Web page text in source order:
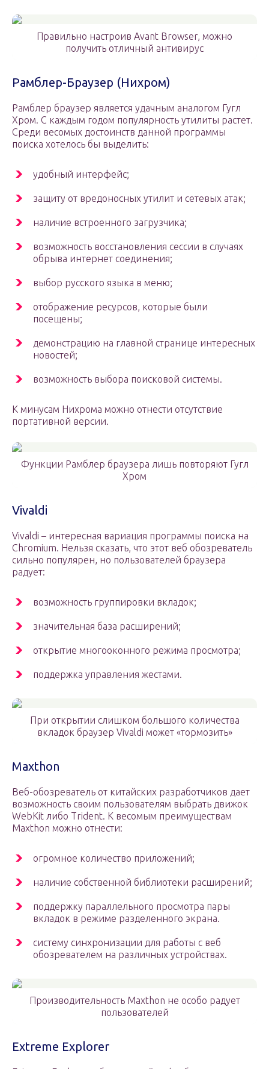
Правильно настроив Avant Browser, можно
получить отличный антивирус
Рамблер-Браузер (Нихром)
Рамблер браузер является удачным аналогом Гугл
Хром. С каждым годом популярность утилиты растет.
Среди весомых достоинств данной программы
поиска хотелось бы выделить:
удобный интерфейс;
защиту от вредоносных утилит и сетевых атак;
наличие встроенного загрузчика;
возможность восстановления сессии в случаях
обрыва интернет соединения;
выбор русского языка в меню;
отображение ресурсов, которые были
посещены;
демонстрацию на главной странице интересных
новостей;
возможность выбора поисковой системы.
К минусам Нихрома можно отнести отсутствие
портативной версии.
Функции Рамблер браузера лишь повторяют Гугл
Хром
Vivaldi
Vivaldi – интересная вариация программы поиска на
Chromium. Нельзя сказать, что этот веб обозреватель
сильно популярен, но пользователей браузера
радует:
возможность группировки вкладок;
значительная база расширений;
открытие многооконного режима просмотра;
поддержка управления жестами.
При открытии слишком большого количества
вкладок браузер Vivaldi может «тормозить»
Maxthon
Веб-обозреватель от китайских разработчиков дает
возможность своим пользователям выбрать движок
WebKit либо Trident. К весомым преимуществам
Maxthon можно отнести:
огромное количество приложений;
наличие собственной библиотеки расширений;
поддержку параллельного просмотра пары
вкладок в режиме разделенного экрана.
систему синхронизации для работы с веб
обозревателем на различных устройствах.
Производительность Maxthon не особо радует
пользователей
Extreme Explorer